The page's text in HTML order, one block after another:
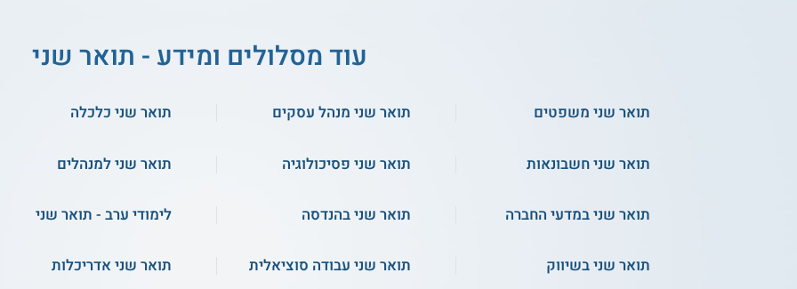
עוד מסלולים ומידע - תואר שני
תואר שני משפטים תואר שני מנהל עסקים תואר שני כלכלה
תואר שני חשבונאות תואר שני פסיכולוגיה תואר שני למנהלים
תואר שני במדעי החברה תואר שני בהנדסה לימודי ערב - תואר שני
תואר שני בשיווק תואר שני עבודה סוציאלית תואר שני אדריכלות